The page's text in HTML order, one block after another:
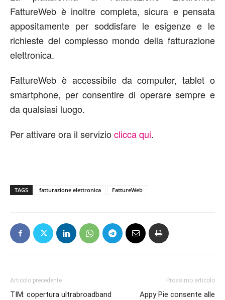
FattureWeb è inoltre completa, sicura e pensata
appositamente per soddisfare le esigenze e le
richieste del complesso mondo della fatturazione
elettronica.
FattureWeb è accessibile da computer, tablet o
smartphone, per consentire di operare sempre e
da qualsiasi luogo.
Per attivare ora il servizioclicca qui.
TAGS fatturazione elettronica FattureWeb
Articolo precedente
TIM: copertura ultrabroadband
Prossimo articolo
Appy Pie consente alle